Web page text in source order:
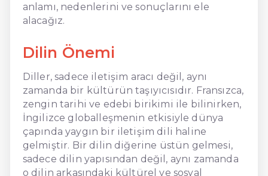
anlamı, nedenlerini ve sonuçlarını ele
alacağız.
Dilin Önemi
Diller, sadece iletişim aracı değil, aynı
zamanda bir kültürün taşıyıcısıdır. Fransızca,
zengin tarihi ve edebi birikimi ile bilinirken,
İngilizce globalleşmenin etkisiyle dünya
çapında yaygın bir iletişim dili haline
gelmiştir. Bir dilin diğerine üstün gelmesi,
sadece dilin yapısından değil, aynı zamanda
o dilin arkasındaki kültürel ve sosyal